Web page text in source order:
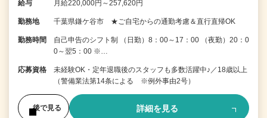
給与 月給220,000円～257,620円
勤務地 千葉県鎌ケ谷市 ★ご自宅からの通勤考慮＆直行直帰OK
勤務時間
自己申告のシフト制 （日勤）8：00～17：00 （夜勤）20：0
0～翌5：00 ※…
応募資格
未経験OK・定年退職後のスタッフも多数活躍中♪／18歳以上
（警備業法第14条による ※例外事由2号）
後で見る 詳細を見る